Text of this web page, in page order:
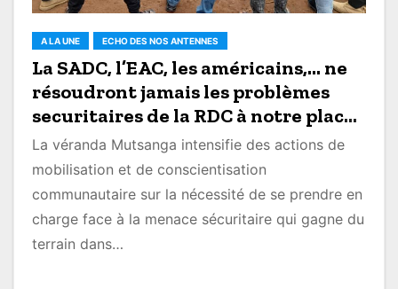
A LA UNE ECHO DES NOS ANTENNES
La SADC, l’EAC, les américains,… ne
résoudront jamais les problèmes
securitaires de la RDC à notre place,
mobilisons-nous maintenant
(Véranda Mutsanga/Kyondo)
La véranda Mutsanga intensifie des actions de
mobilisation et de conscientisation
communautaire sur la nécessité de se prendre en
charge face à la menace sécuritaire qui gagne du
terrain dans…